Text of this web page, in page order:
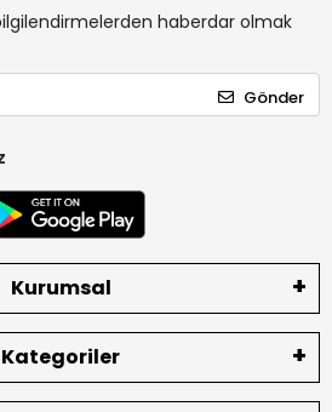
haberdar olmak
Gönder
Kurumsal
Kategoriler